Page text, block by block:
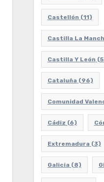
Castellón (11)
Castilla La
Castilla Y León
Cataluña (96)
Comunidad
Cádiz (6)
Extremadura (3)
Galicia (8)